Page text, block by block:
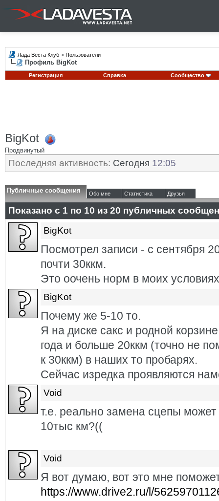
Лада Веста Клуб > Пользователи
Профиль BigKot
Регистрация Справка Сообщество
BigKot
Продвинутый
Последняя активность: Сегодня 12:05
Публичные сообщения Обо мне Статистика Друзья
Показано с 1 по 10 из 20 публичных
BigKot
Посмотрел записи - с сентября
почти 30ккм.
Это оочень норм в моих
BigKot
Почему же 5-10 то.
Я на диске сакс и родной
года и больше 20ккм (точно не
к 30ккм) в наших то пробарях.
Сейчас изредка проявляются
Void
т.е. реально замена сцепы
10тыс км?((
Void
Я вот думаю, вот это мне
https://www.drive2.ru/l/